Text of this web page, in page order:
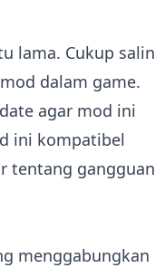
lama. Cukup salin
dalam game.
agar mod ini
ini kompatibel
tentang gangguan
menggabungkan